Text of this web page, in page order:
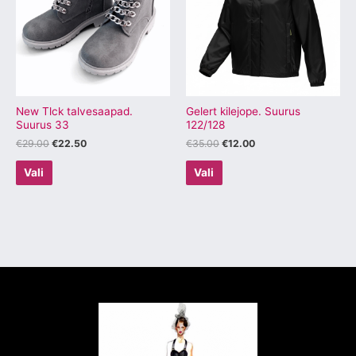
New Tlck talvesaapad.
Suurus 33
€29.00 €22.50
Vali
mitu
varianti.
Valikuid
tootelehel.
Gelert kilejope. Suurus
122/128
€35.00 €12.00
Vali
mitu
varianti.
Valikuid
saab
tootelehel.